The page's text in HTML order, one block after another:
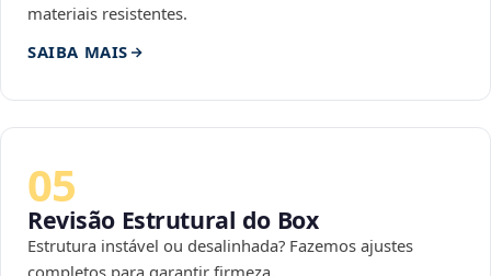
materiais resistentes.
SAIBA MAIS
05
Revisão Estrutural do Box
Estrutura instável ou desalinhada? Fazemos ajustes